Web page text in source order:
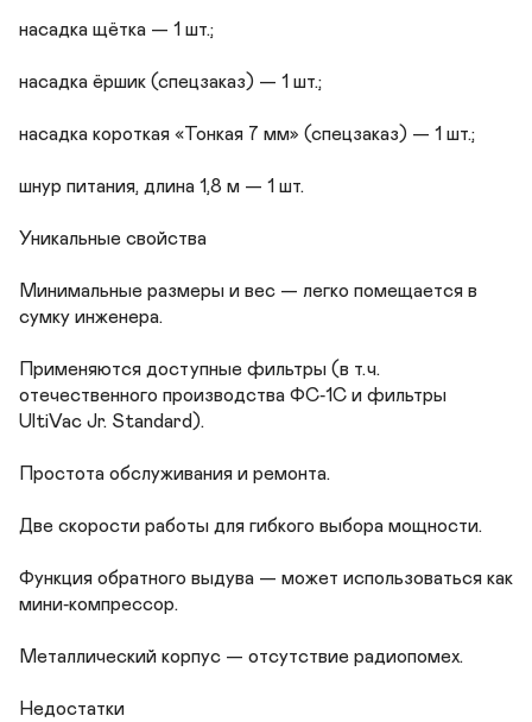
насадка щётка — 1 шт.;
насадка ёршик (спецзаказ) — 1 шт.;
насадка короткая «Тонкая 7 мм» (спецзаказ) — 1 шт.;
шнур питания, длина 1,8 м — 1 шт.
Уникальные свойства
Минимальные размеры и вес — легко помещается в
сумку инженера.
Применяются доступные фильтры (в т. ч.
отечественного производства ФС‑1С и фильтры
UltiVac Jr. Standard).
Простота обслуживания и ремонта.
Две скорости работы для гибкого выбора мощности.
Функция обратного выдува — может использоваться как
мини‑компрессор.
Металлический корпус — отсутствие радиопомех.
Недостатки